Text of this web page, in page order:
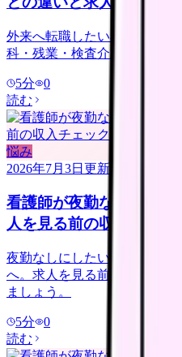
外来へ転職したい看護師さん
科・残業・検査介助・土曜勤
5分
0
読む
悩み
2026年7月3日 更新
看護師が夜勤なしにす
人を見る前の収入チェック
夜勤なしにしたいけれど給料
へ。求人を見る前に、夜勤手
ましょう。
5分
0
読む